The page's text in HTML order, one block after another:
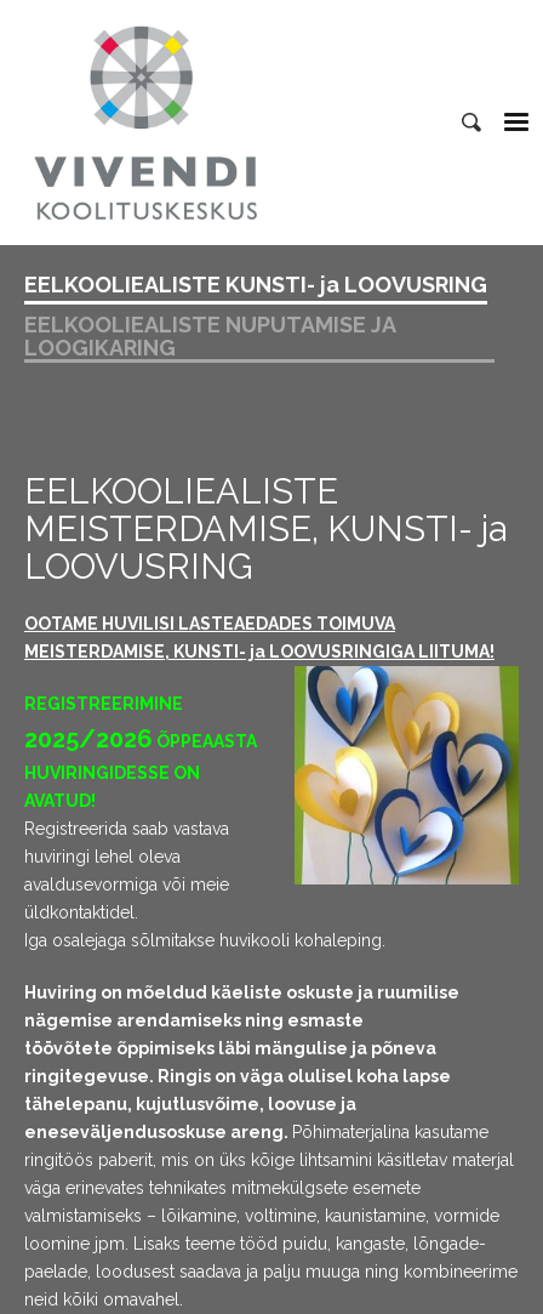
EELKOOLIEALISTE KUNSTI- ja LOOVUSRING
EELKOOLIEALISTE NUPUTAMISE JA
LOOGIKARING
EELKOOLIEALISTE
MEISTERDAMISE, KUNSTI- ja
LOOVUSRING
OOTAME HUVILISI LASTEAEDADES TOIMUVA
MEISTERDAMISE, KUNSTI- ja LOOVUSRINGIGA LIITUMA!
REGISTREERIMINE
2025/2026 ÕPPEAASTA
HUVIRINGIDESSE ON
AVATUD!
Registreerida saab vastava
huviringi lehel oleva
avaldusevormiga või meie
üldkontaktidel.
Iga osalejaga sõlmitakse huvikooli kohaleping.
Huviring on mõeldud käeliste oskuste ja ruumilise
nägemise arendamiseks ning esmaste
töövõtete õppimiseks läbi mängulise ja põneva
ringitegevuse. Ringis on väga olulisel koha lapse
tähelepanu, kujutlusvõime, loovuse ja
eneseväljendusoskuse areng. Põhimaterjalina kasutame
ringitöös paberit, mis on üks kõige lihtsamini käsitletav materjal
väga erinevates tehnikates mitmekülgsete esemete
valmistamiseks – lõikamine, voltimine, kaunistamine, vormide
loomine jpm.
Lisaks teeme tööd puidu, kangaste,
lõngade-
paelade, loodusest saadava ja palju muuga ning kombineerime
neid kõiki omavahel.